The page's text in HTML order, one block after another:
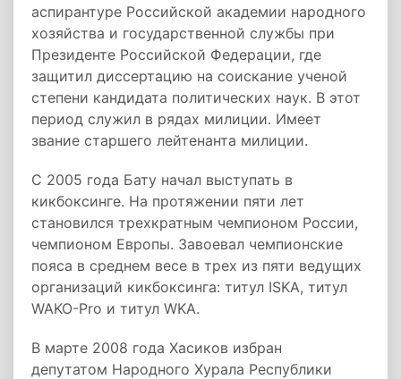
аспирантуре Российской академии народного
хозяйства и государственной службы при
Президенте Российской Федерации, где
защитил диссертацию на соискание ученой
степени кандидата политических наук. В этот
период служил в рядах милиции. Имеет
звание старшего лейтенанта милиции.
С 2005 года Бату начал выступать в
кикбоксинге. На протяжении пяти лет
становился трехкратным чемпионом России,
чемпионом Европы. Завоевал чемпионские
пояса в среднем весе в трех из пяти ведущих
организаций кикбоксинга: титул ISKA, титул
WAKO-Pro и титул WKA.
В марте 2008 года Хасиков избран
депутатом Народного Хурала Республики